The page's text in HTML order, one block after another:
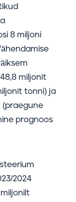
8 miljoni
miljonit
tonni) ja
(praegune
prognoos
2024